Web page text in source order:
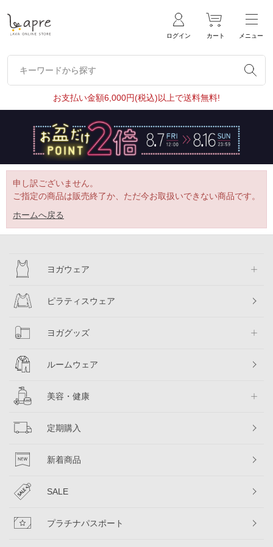
ログイン カート メニュー
キーワードから探す
キーワードから探す
お支払い金額6,000円(税込)以上で送料無料!
申し訳ございません。
ご指定の商品は販売終了か、ただ今お取扱いできない商品です。
ホームへ戻る
ヨガウェア
ピラティスウェア
ヨガグッズ
ルームウェア
美容・健康
定期購入
新着商品
SALE
プラチナパスポート